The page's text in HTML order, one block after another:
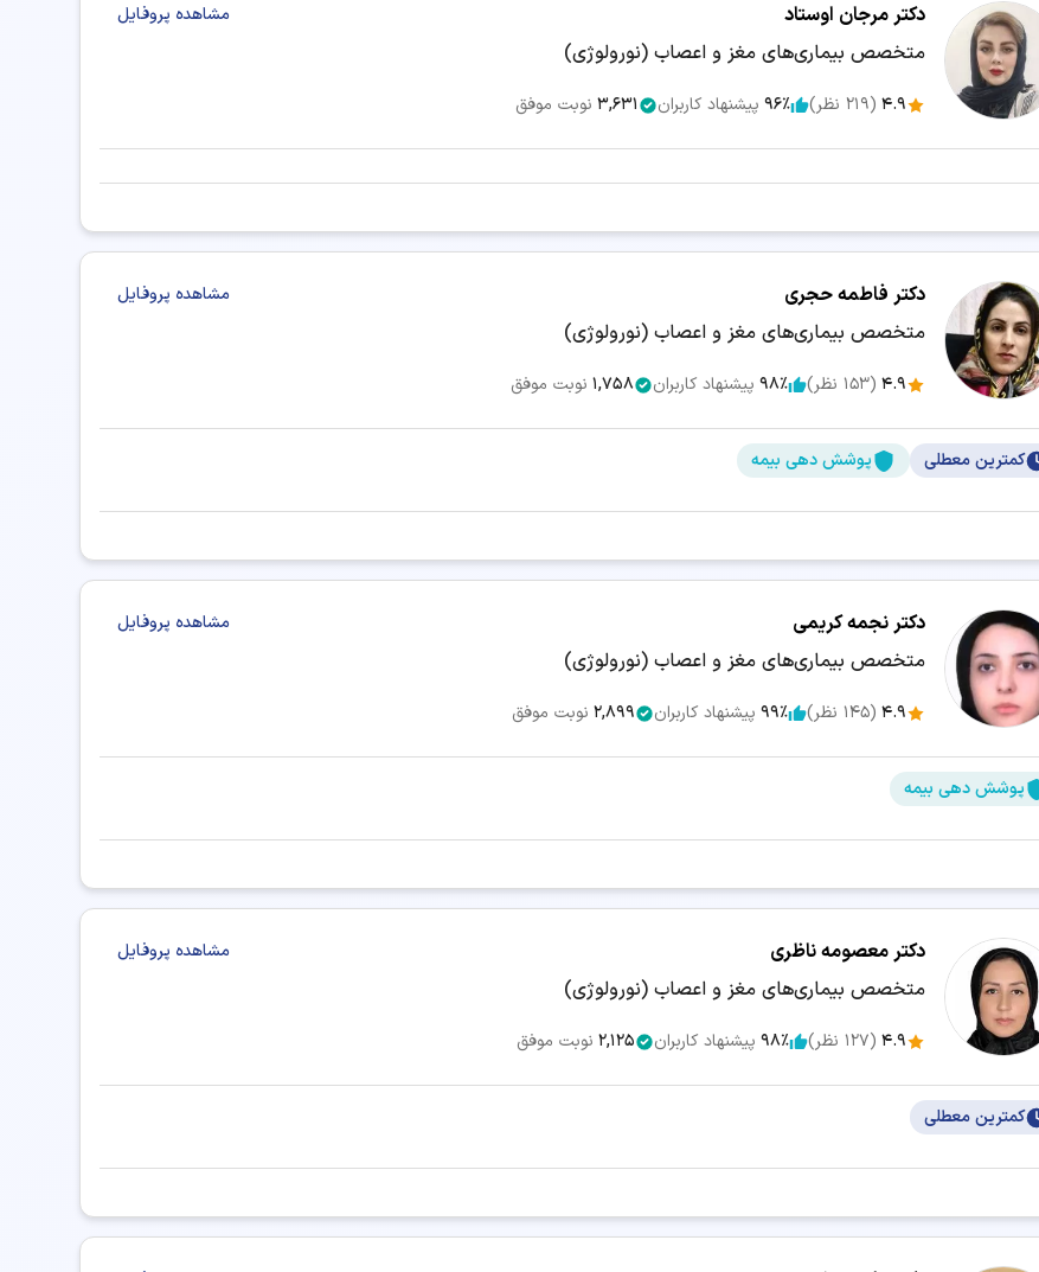
دکتر مرجان اوستاد
متخصص بیماری‌های مغز و اعصاب (نورولوژی)
4.9
(
219نظر) 96٪ پیشنهاد کاربران 3,631 نوبت موفق
مشاهده پروفایل
دکتر فاطمه حجری
متخصص بیماری‌های مغز و اعصاب (نورولوژی)
4.9
(
153نظر) 98٪ پیشنهاد کاربران 1,758 نوبت موفق
مشاهده پروفایل
کمترین معطلی پوشش دهی بیمه
دکتر نجمه کریمی
متخصص بیماری‌های مغز و اعصاب (نورولوژی)
4.9
(
145نظر) 99٪ پیشنهاد کاربران 2,899 نوبت موفق
مشاهده پروفایل
پوشش دهی بیمه
دکتر معصومه ناظری
متخصص بیماری‌های مغز و اعصاب (نورولوژی)
4.9
(
127نظر) 98٪ پیشنهاد کاربران 2,125 نوبت موفق
مشاهده پروفایل
کمترین معطلی